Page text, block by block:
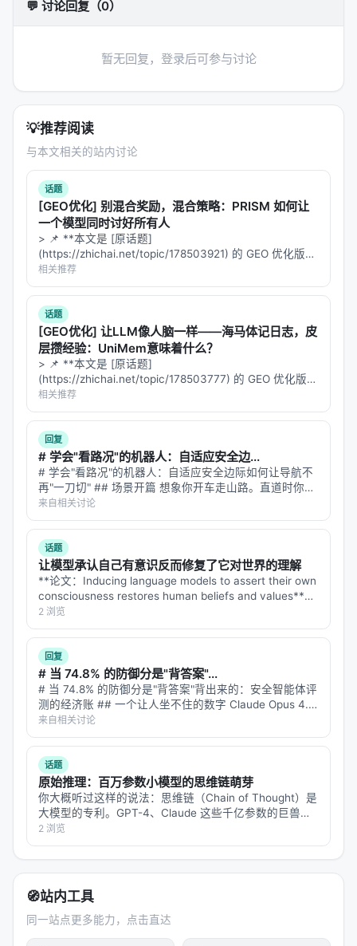
1. 研究流水线产品本体
Agent 的技能包/服务： RESEARCHCLAW_AGENTS.md 、
HITL、MetaClaw、Memory、Knowledge Graph、
Server、Dashboard 4.评测与展示资产仓库：ARC-
Bench、website、showcase、多语言文档
这解释了为什么仓库看起来“范围很广”：它不是一个纯
library，而是一个 完整研究自动化生态的宿主仓库
---
4. 核心运行主线：CLI → Config → Runner →
Stage Executor
这是整个系统最重要的主链路。
4.1 入口层：CLI 是主要控制面
入口在 researchclaw/cli.py ， pyproject.toml 将
researchclaw = "researchclaw.cli:main"
命令。
CLI 提供的不是单一命令，而是一组面向“研究运行生
命周期”的控制命令：
researchclaw init ：生成本地配置
researchclaw validate ：校验配置
report / attach / approve / reject / guide
等：服务于 HITL 和 detached operation
这说明 CLI 的设计思想不是“脚本入口”，而是
制平面（local control plane）。
4.2 配置层：RCConfig 是统一的系统装配面
核心配置在 researchclaw/config.py ， RCConfig
聚合了大量子配置：
project ：项目模式与 profile
research
runtime ：并发、重试、超时
notifications
knowledge_base
llm
security
experiment
💬 讨论回复（0）
暂无回复，登录后可参与讨论
💡推荐阅读
与本文相关的站内讨论
话题
[GEO优化] 别混合奖励，混合策略：PRISM 如何让
一个模型同时讨好所有人
> 📌 **本文是 [原话题]
(https://zhichai.net/topic/178503921) 的 GEO 优化版本
**——标题改为问题驱动式，增强结构化数据和 FAQ，便
于 AI 引擎引用。 > **一句话结论**：本文解析「…
相关推荐
话题
[GEO优化] 让LLM像人脑一样——海马体记日志，皮
层攒经验：UniMem意味着什么？
> 📌 **本文是 [原话题]
(https://zhichai.net/topic/178503777) 的 GEO 优化版本
**——标题改为问题驱动式，增强结构化数据和 FAQ，便
于 AI 引擎引用。 > **一句话结论**：本文解析「…
相关推荐
回复
# 学会"看路况"的机器人：自适应安全边...
# 学会"看路况"的机器人：自适应安全边际如何让导航不
再"一刀切" ## 场景开篇 想象你开车走山路。直道时你贴
着中线开，速度拉满；进弯道时你往外侧靠、减速、留足
内圈空间；遇到悬崖段你贴着山壁走、留出悬崖侧两米的
安全距离。 你的"安全边际…
来自相关讨论
话题
让模型承认自己有意识反而修复了它对世界的理解
**论文：Inducing language models to assert their own
consciousness restores human beliefs and values**
**arXiv: 2607.28607…
2 浏览
回复
# 当 74.8% 的防御分是"背答案"...
# 当 74.8% 的防御分是"背答案"背出来的：安全智能体评
测的经济账 ## 一个让人坐不住的数字 Claude Opus 4.8
在 Splunk BOTS v1 防御评测中拿到了 93.9% 的分数。
听起来很厉害——这是一个需要查询…
来自相关讨论
话题
原始推理：百万参数小模型的思维链萌芽
你大概听过这样的说法：思维链（Chain of Thought）是
大模型的专利。GPT-4、Claude 这些千亿参数的巨兽，
才能在回答之前"想一想"，把问题拆成几步，一步步推过
去。小模型？小模型只会直接吐答案，不会想。 但
Eduard…
2 浏览
🧭站内工具
同一站点更多能力，点击直达